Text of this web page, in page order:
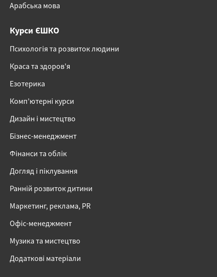
Арабська мова
Курси ЄШКО
Психологія та розвиток людини
Краса та здоров’я
Езотерика
Комп’ютерні курси
Дизайн і мистецтво
Бізнес-менеджмент
Фінанси та облік
Догляд і піклування
Ранній розвиток дитини
Маркетинг, реклама, PR
Офіс-менеджмент
Музика та мистецтво
Додаткові матеріали